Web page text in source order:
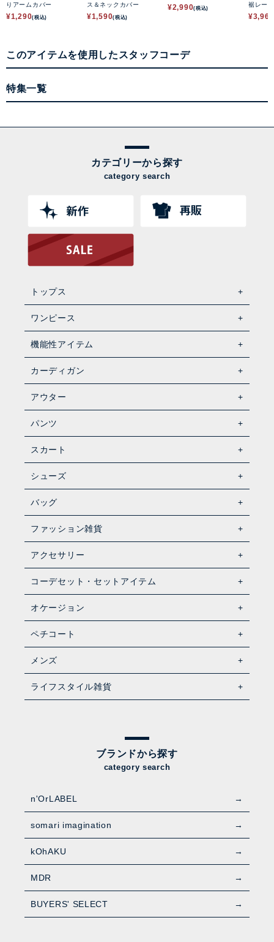
りアームカバー
¥1,290(税込)
ス＆ネックカバー
¥1,590(税込)
¥2,990(税込)
裾レー
¥3,960
このアイテムを使用したスタッフコーデ
特集一覧
カテゴリーから探す
category search
トップス
ワンピース
機能性アイテム
カーディガン
アウター
パンツ
スカート
シューズ
バッグ
ファッション雑貨
アクセサリー
コーデセット・セットアイテム
オケージョン
ペチコート
メンズ
ライフスタイル雑貨
ブランドから探す
category search
n'OrLABEL
somari imagination
kOhAKU
MDR
BUYERS' SELECT